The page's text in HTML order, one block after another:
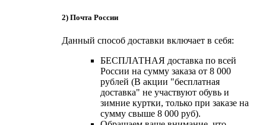
2) Почта России
Данный способ доставки включает в себя:
БЕСПЛАТНАЯ доставка по всей
России на сумму заказа от 8 000
рублей (В акции "бесплатная
доставка" не участвуют обувь и
зимние куртки, только при заказе на
сумму свыше 8 000 руб).